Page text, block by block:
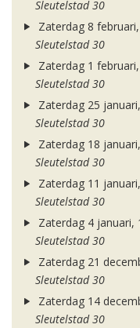
Sleutelstad 30
Zaterdag 8
Sleutelstad 30
Zaterdag 1
Sleutelstad 30
Zaterdag 25
Sleutelstad 30
Zaterdag 18
Sleutelstad 30
Zaterdag 11
Sleutelstad 30
Zaterdag 4 januari,
Sleutelstad 30
Zaterdag 21
Sleutelstad 30
Zaterdag 14
Sleutelstad 30